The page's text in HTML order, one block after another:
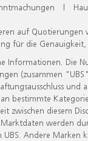
|
auf
für die
Informationen. Die
(zusammen
bestimmte
zwischen diesem
werden
Andere Marken